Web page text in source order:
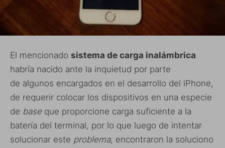
El mencionado sistema de carga inalámbrica
habría nacido ante la inquietud por parte
de algunos encargados en el desarrollo del iPhone,
de requerir colocar los dispositivos en una especie
de baseque proporcione carga suficiente a la
batería del terminal, por lo que luego de intentar
solucionar este problema, encontraron la soluciono